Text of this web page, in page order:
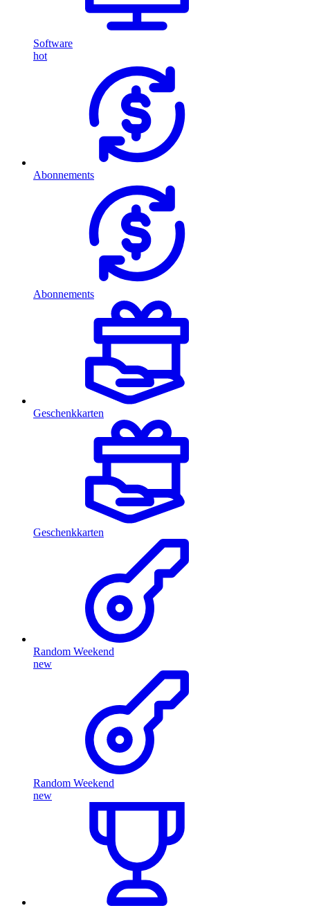
Software
hot
Abonnements
Abonnements
Geschenkkarten
Geschenkkarten
Random Weekend
new
Random Weekend
new